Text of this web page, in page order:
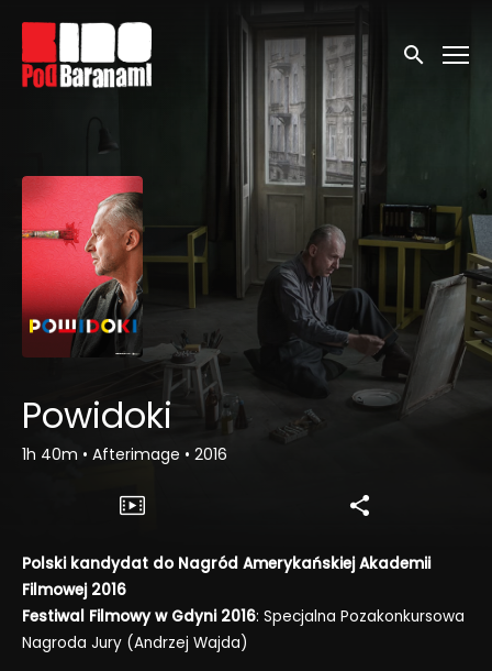
Linki ułatwień dostępu
Wyszukaj
Powidoki
1h 40m • Afterimage • 2016
Polski kandydat do Nagród Amerykańskiej Akademii
Filmowej 2016
Festiwal Filmowy w Gdyni 2016: Specjalna Pozakonkursowa
Nagroda Jury (Andrzej Wajda)